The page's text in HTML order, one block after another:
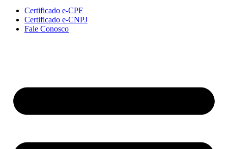
Certificado e-CPF
Certificado e-CNPJ
Fale Conosco